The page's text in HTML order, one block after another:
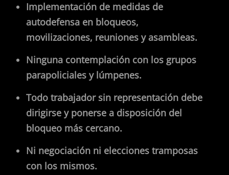
Implementación de medidas de
autodefensa en bloqueos,
movilizaciones, reuniones y asambleas.
Ninguna contemplación con los grupos
parapoliciales y lúmpenes.
Todo trabajador sin representación debe
dirigirse y ponerse a disposición del
bloqueo más cercano.
Ni negociación ni elecciones tramposas
con los mismos.